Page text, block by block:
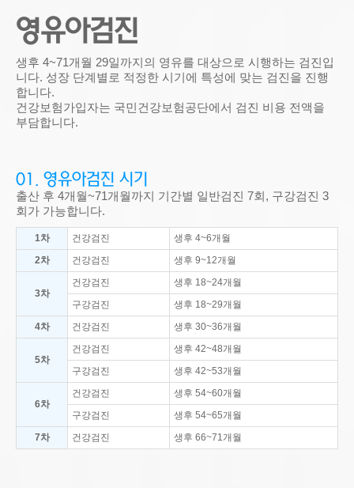
영유아검진
생후 4~71개월 29일까지의 영유를 대상으로 시행하는 검진입
니다. 성장 단계별로 적정한 시기에 특성에 맞는 검진을 진행
합니다.
건강보험가입자는 국민건강보험공단에서 검진 비용 전액을
부담합니다.
01. 영유아검진 시기
출산 후 4개월~71개월까지 기간별 일반검진 7회, 구강검진 3
회가 가능합니다.
1차 건강검진
생후 4~6개월
2차
건강검진 생후 9~12개월
3차
건강검진
생후 18~24개월
구강검진
생후 18~29개월
4차
건강검진 생후 30~36개월
5차
건강검진
생후 42~48개월
구강검진
생후 42~53개월
6차
건강검진
생후 54~60개월
구강검진
생후 54~65개월
7차
건강검진 생후 66~71개월